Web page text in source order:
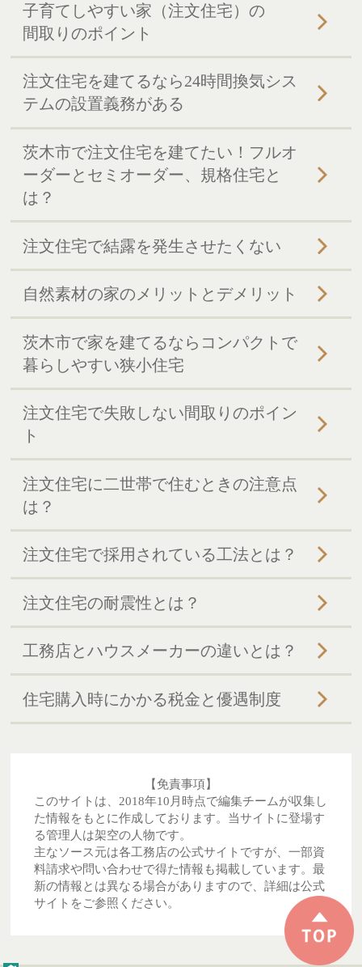
子育てしやすい家（注文住宅）の
間取りのポイント
注文住宅を建てるなら24時間換気シス
テムの設置義務がある
茨木市で注文住宅を建てたい！フルオ
ーダーとセミオーダー、規格住宅と
は？
注文住宅で結露を発生させたくない
自然素材の家のメリットとデメリット
茨木市で家を建てるならコンパクトで
暮らしやすい狭小住宅
注文住宅で失敗しない間取りのポイン
ト
注文住宅に二世帯で住むときの注意点
は？
注文住宅で採用されている工法とは？
注文住宅の耐震性とは？
工務店とハウスメーカーの違いとは？
住宅購入時にかかる税金と優遇制度
【免責事項】
このサイトは、2018年10月時点で編集チームが収集し
た情報をもとに作成しております。当サイトに登場す
る管理人は架空の人物です。
主なソース元は各工務店の公式サイトですが、一部資
料請求や問い合わせで得た情報も掲載しています。最
新の情報とは異なる場合がありますので、詳細は公式
サイトをご参照ください。